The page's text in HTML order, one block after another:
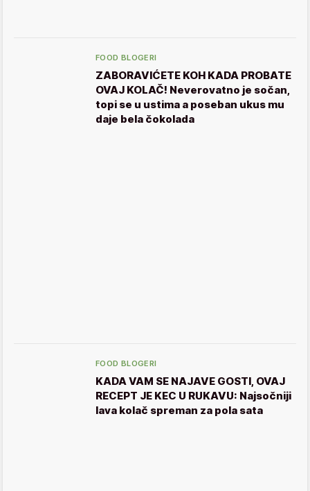
FOOD BLOGERI
ZABORAVIĆETE KOH KADA PROBATE
OVAJ KOLAČ! Neverovatno je sočan,
topi se u ustima a poseban ukus mu
daje bela čokolada
FOOD BLOGERI
KADA VAM SE NAJAVE GOSTI, OVAJ
RECEPT JE KEC U RUKAVU: Najsočniji
lava kolač spreman za pola sata